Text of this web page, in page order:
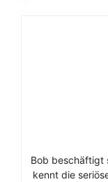
Bob beschäftigt
kennt die